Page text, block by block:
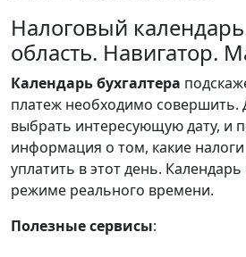
Налоговый
область. Навигатор.
Календарьбухгалтера
платеж необходимо совершить.
выбрать интересующую дату, и
информация о том, какие
уплатить в этот день.
режиме реального времени.
Полезные сервисы: